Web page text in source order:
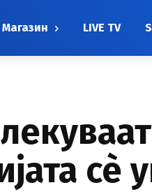
Магазин LIVE TV
сѐ